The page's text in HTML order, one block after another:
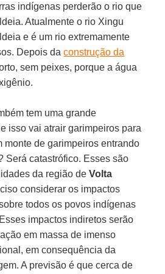
indígenas perderão o rio que
Atualmente o rio Xingu
e é um rio extremamente
Depois daconstrução da
sem peixes, porque a água
tem uma grande
isso vai atrair garimpeiros para
monte de garimpeiros entrando
Será catastrófico. Esses são
da região deVolta
considerar os impactos
todos os povos indígenas
impactos indiretos serão
em massa de imenso
em consequência da
A previsão é que cerca de